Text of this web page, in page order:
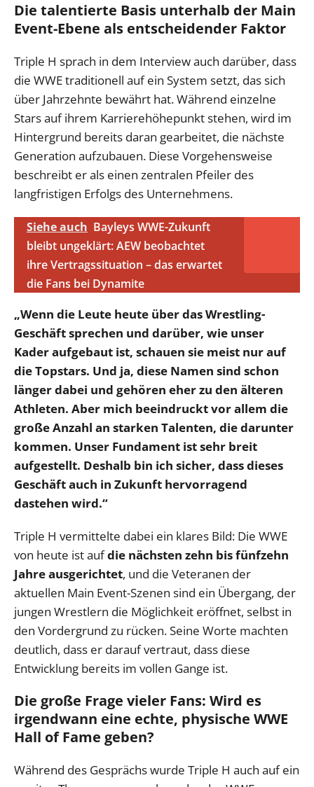
Die talentierte Basis unterhalb der Main
Event-Ebene als entscheidender Faktor
Triple H sprach in dem Interview auch darüber, dass
die WWE traditionell auf ein System setzt, das sich
über Jahrzehnte bewährt hat. Während einzelne
Stars auf ihrem Karrierehöhepunkt stehen, wird im
Hintergrund bereits daran gearbeitet, die nächste
Generation aufzubauen. Diese Vorgehensweise
beschreibt er als einen zentralen Pfeiler des
langfristigen Erfolgs des Unternehmens.
Siehe auch Bayleys WWE-Zukunft
bleibt ungeklärt: AEW beobachtet
ihre Vertragssituation – das erwartet
die Fans bei Dynamite
„Wenn die Leute heute über das Wrestling-
Geschäft sprechen und darüber, wie unser
Kader aufgebaut ist, schauen sie meist nur auf
die Topstars. Und ja, diese Namen sind schon
länger dabei und gehören eher zu den älteren
Athleten. Aber mich beeindruckt vor allem die
große Anzahl an starken Talenten, die darunter
kommen. Unser Fundament ist sehr breit
aufgestellt. Deshalb bin ich sicher, dass dieses
Geschäft auch in Zukunft hervorragend
dastehen wird.“
Triple H vermittelte dabei ein klares Bild: Die WWE
von heute ist aufdie nächsten zehn bis fünfzehn
Jahre ausgerichtet, und die Veteranen der
aktuellen Main Event-Szenen sind ein Übergang, der
jungen Wrestlern die Möglichkeit eröffnet, selbst in
den Vordergrund zu rücken. Seine Worte machten
deutlich, dass er darauf vertraut, dass diese
Entwicklung bereits im vollen Gange ist.
Die große Frage vieler Fans: Wird es
irgendwann eine echte, physische WWE
Hall of Fame geben?
Während des Gesprächs wurde Triple H auch auf ein